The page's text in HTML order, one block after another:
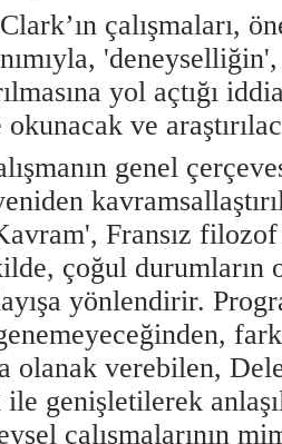
çalışmaları,
yol açtığı
ve
genel
Fransız
çoğul durumların
yönlendirir.
olanak verebilen,
genişletilerek
çalışmalarının